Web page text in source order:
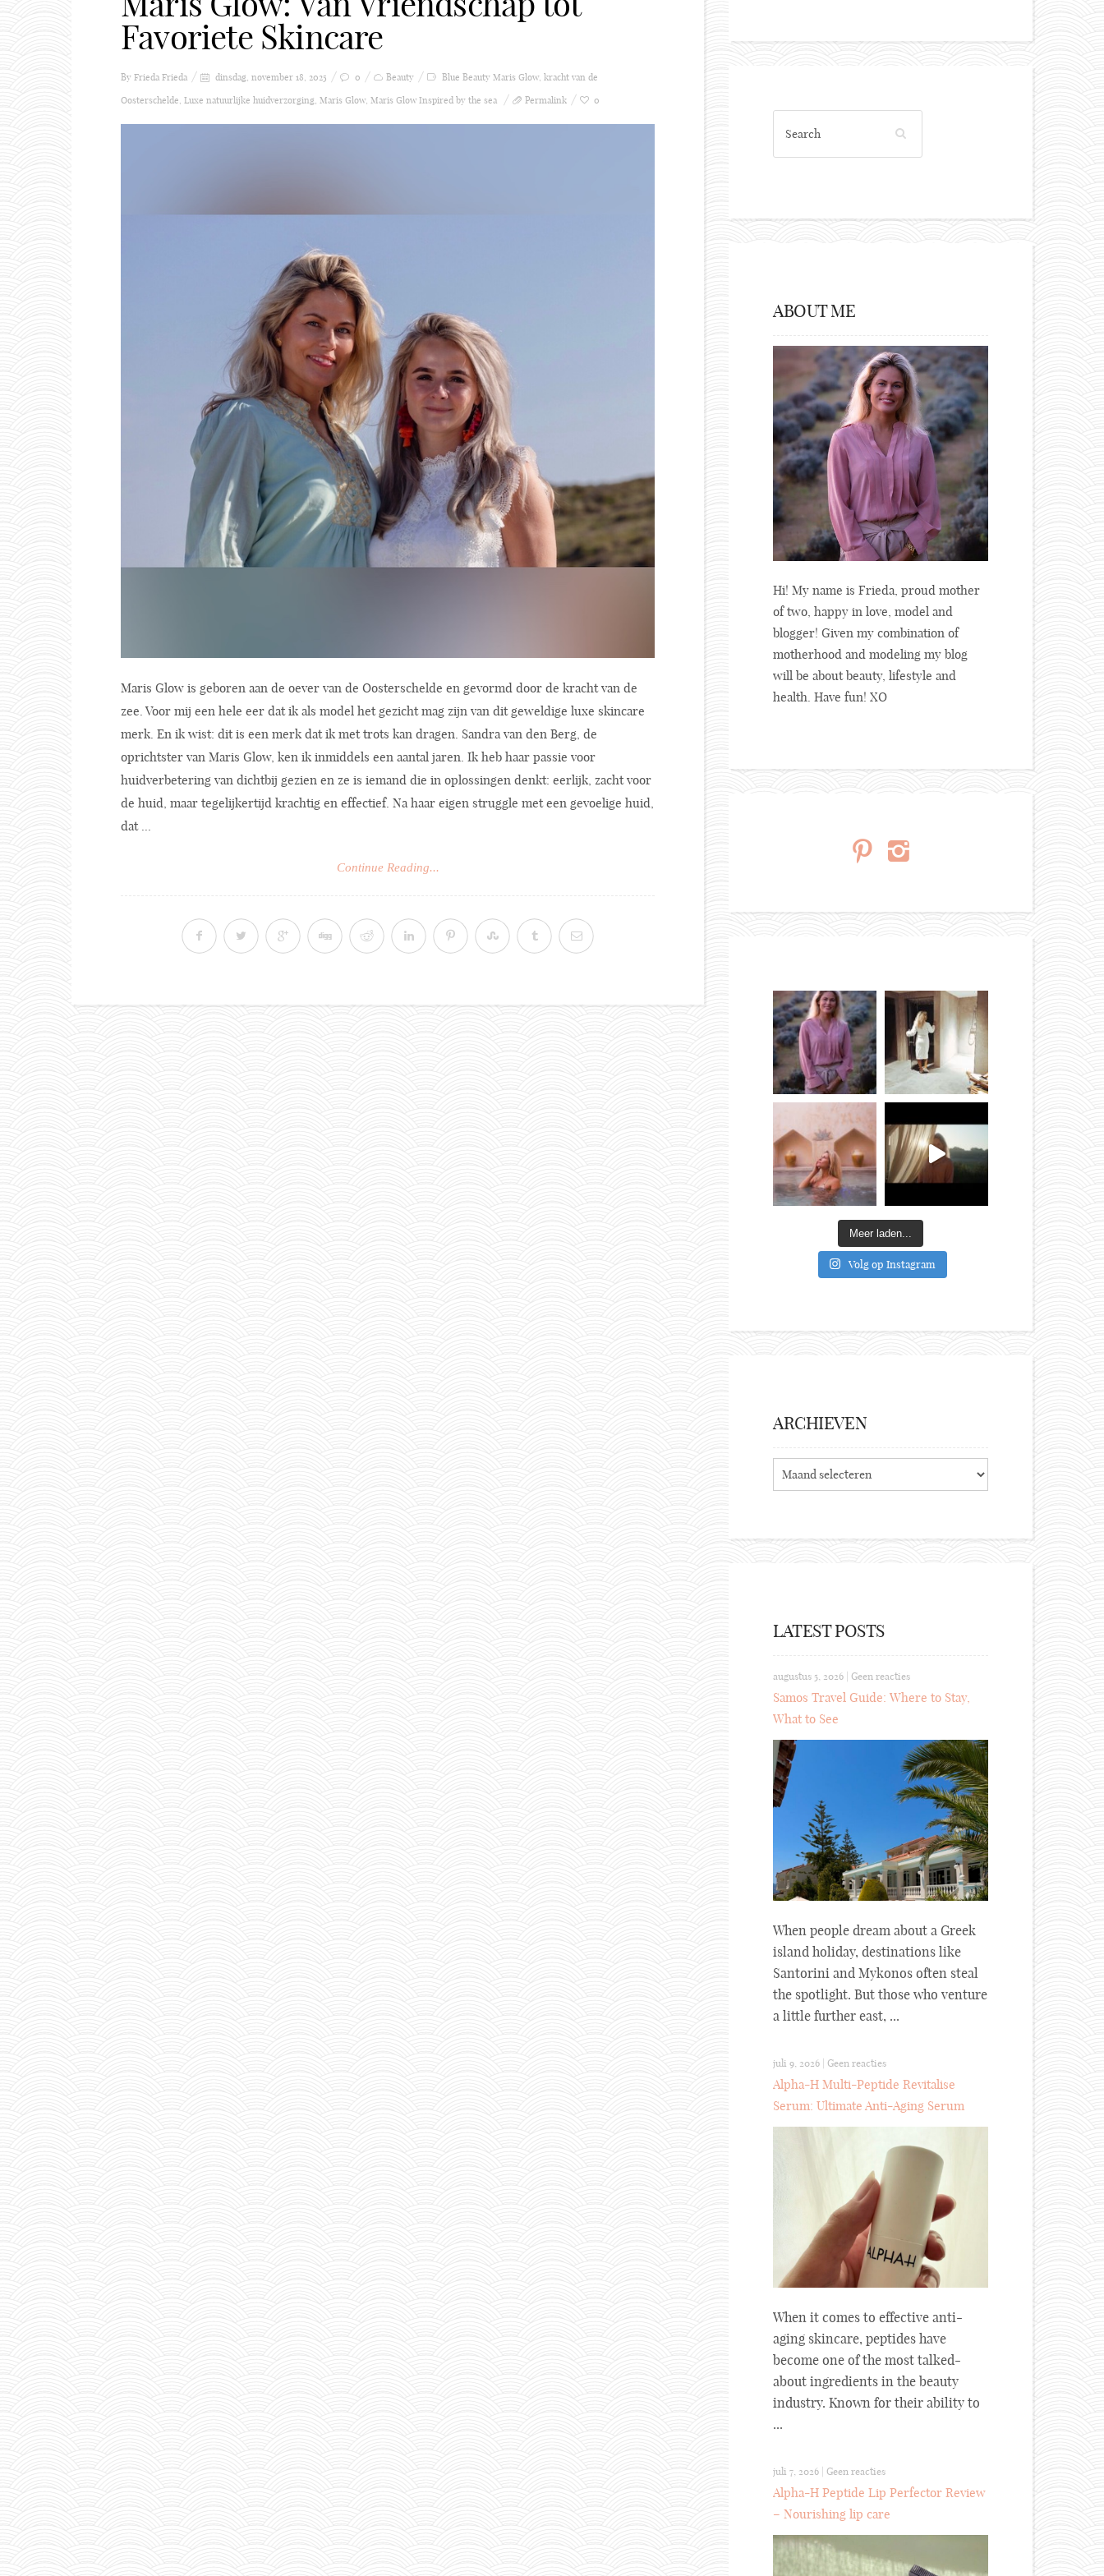
Favoriete Skincare
By Frieda Frieda dinsdag, november 18, 2025 0 Beauty Blue Beauty Maris Glow, kracht van de
Oosterschelde, Luxe natuurlijke huidverzorging, Maris Glow, Maris Glow Inspired by the sea Permalink 0
Maris Glow is geboren aan de oever van de Oosterschelde en gevormd door de kracht van de
zee. Voor mij een hele eer dat ik als model het gezicht mag zijn van dit geweldige luxe skincare
merk. En ik wist: dit is een merk dat ik met trots kan dragen. Sandra van den Berg, de
oprichtster van Maris Glow, ken ik inmiddels een aantal jaren. Ik heb haar passie voor
huidverbetering van dichtbij gezien en ze is iemand die in oplossingen denkt: eerlijk, zacht voor
de huid, maar tegelijkertijd krachtig en effectief. Na haar eigen struggle met een gevoelige huid,
dat ...
Continue Reading...
ABOUT ME
Hi! My name is Frieda, proud mother
of two, happy in love, model and
blogger! Given my combination of
motherhood and modeling my blog
will be about beauty, lifestyle and
health. Have fun! XO
Meer laden...
Volg op Instagram
ARCHIEVEN
LATEST POSTS
augustus 5, 2026 | Geen reacties
Samos Travel Guide: Where to Stay,
What to See
When people dream about a Greek
island holiday, destinations like
Santorini and Mykonos often steal
the spotlight. But those who venture
a little further east, ...
juli 9, 2026 | Geen reacties
Alpha-H Multi-Peptide Revitalise
Serum: Ultimate Anti-Aging Serum
When it comes to effective anti-
aging skincare, peptides have
become one of the most talked-
about ingredients in the beauty
industry. Known for their ability to
...
juli 7, 2026 | Geen reacties
Alpha-H Peptide Lip Perfector Review
– Nourishing lip care